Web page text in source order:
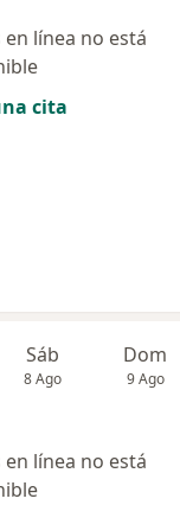
línea no está
cita
Sáb
8 Ago
Dom
9 Ago
línea no está